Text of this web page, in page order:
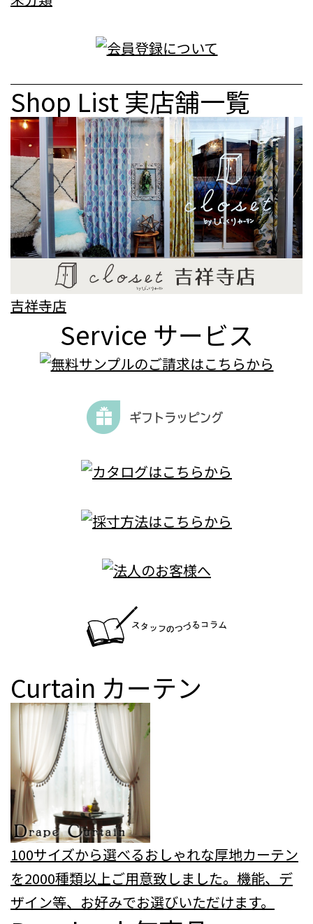
Shop List実店舗一覧
吉祥寺店
Service サービス
Curtain カーテン
100サイズから選べるおしゃれな厚地カーテン
を2000種類以上ご用意致しました。機能、デ
ザイン等、お好みでお選びいただけます。